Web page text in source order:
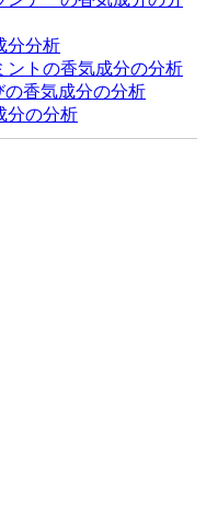
分分析
ントの香気成分の分析
の香気成分の分析
分の分析